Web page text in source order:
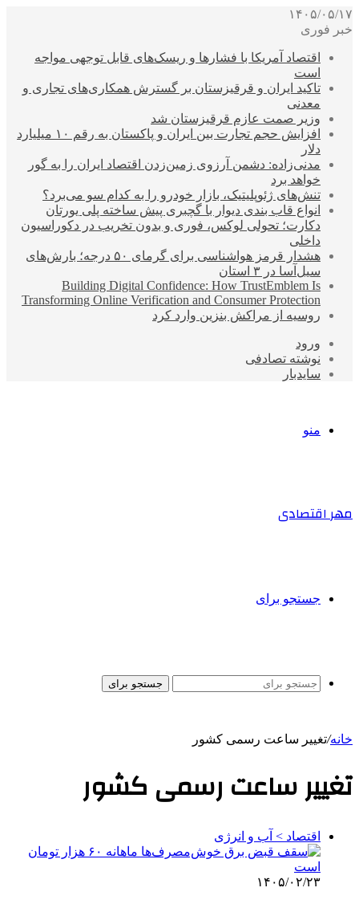
۱۴۰۵/۰۵/۱۷
خبر فوری
اقتصاد آمریکا با فشارها و ریسک‌های قابل توجهی مواجه
است
تاکید ایران و قرقیزستان بر گسترش همکاری‌های تجاری و
معدنی
وزیر صمت عازم قرقیزستان شد
افزایش حجم تجارت بین ایران و پاکستان به رقم ۱۰ میلیارد
دلار
مدنی‌زاده: دشمن آرزوی زمین‌زدن اقتصاد ایران را به گور
خواهد برد
تنش‌های ژئوپلیتیک، بازار خودرو را به کدام سو می‌برد؟
انواع قاب بندی دیوار با گچبری پیش ساخته پلی یورتان
دکارت؛ تحولی لوکس، فوری و بدون تخریب در دکوراسیون
داخلی
هشدار قرمز هواشناسی برای گرمای ۵۰ درجه؛ بارش‌های
سیل‌آسا در ۳ استان
Building Digital Confidence: How TrustEmblem Is
Transforming Online Verification and Consumer Protection
روسیه از مراکش بنزین وارد کرد
ورود
نوشته تصادفی
سایدبار
منو
مهر اقتصادی
جستجو برای
جستجو برای
خانه/تغییر ساعت رسمی کشور
تغییر ساعت رسمی کشور
اقتصاد > آب و انرژی
۱۴۰۵/۰۲/۲۳